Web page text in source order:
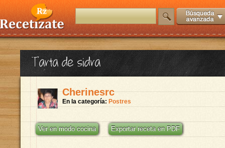
Tarta de sidra
Cherinesrc
En la categoría: Postres
Ver en modo cocina Exportar receta en PDF